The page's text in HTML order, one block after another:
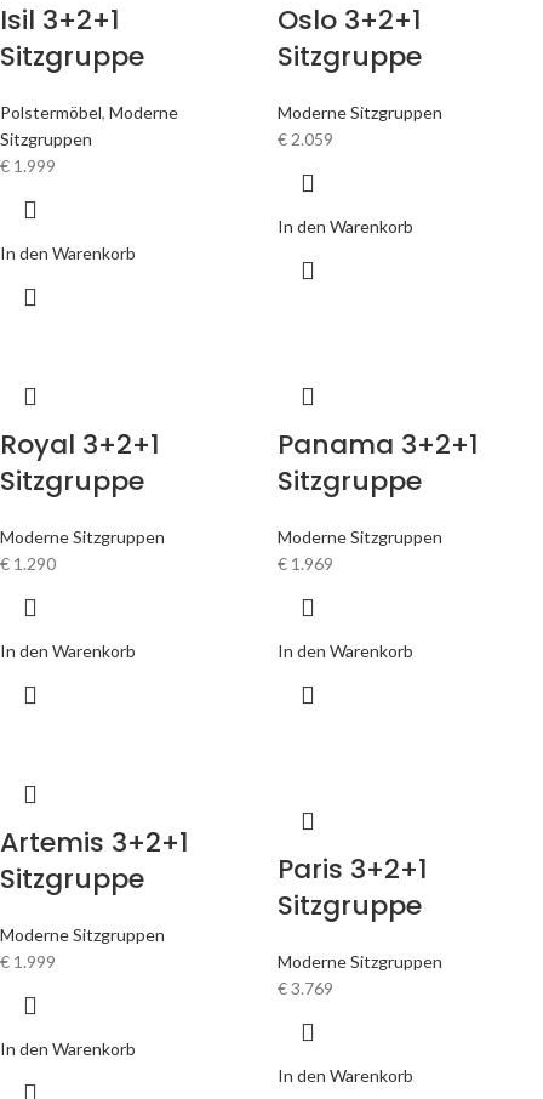
Isil 3+2+1
Sitzgruppe
Polstermöbel, Moderne
Sitzgruppen
€ 1.999
In den Warenkorb
Oslo 3+2+1
Sitzgruppe
Moderne Sitzgruppen
€2.059
In den Warenkorb
Royal 3+2+1
Sitzgruppe
Moderne Sitzgruppen
€ 1.290
In den Warenkorb
Panama 3+2+1
Sitzgruppe
Moderne Sitzgruppen
€ 1.969
In den Warenkorb
Artemis 3+2+1
Sitzgruppe
Moderne Sitzgruppen
€ 1.999
In den Warenkorb
Paris 3+2+1
Sitzgruppe
Moderne Sitzgruppen
€3.769
In den Warenkorb